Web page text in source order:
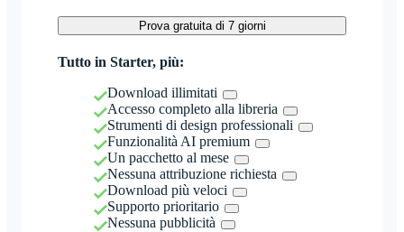
Prova gratuita di 7 giorni
Tutto in Starter, più:
Download illimitati
Accesso completo alla libreria
Strumenti di design professionali
Funzionalità AI premium
Un pacchetto al mese
Nessuna attribuzione richiesta
Download più veloci
Supporto prioritario
Nessuna pubblicità